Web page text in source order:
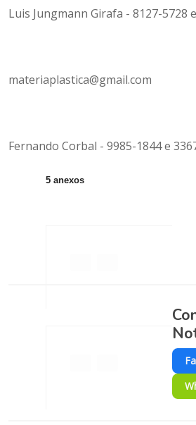
Luis Jungmann Girafa - 8127-5728
materiaplastica@gmail.com
Fernando Corbal - 9985-1844 e
5 anexos